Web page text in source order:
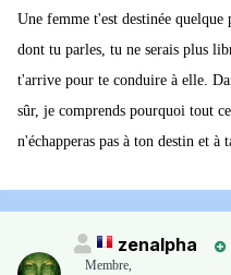
Une femme t'est destinée quelque
dont tu parles, tu ne serais plus
t'arrive pour te conduire à elle.
sûr, je comprends pourquoi tout
n'échapperas pas à ton destin et
zenalpha
Membre,